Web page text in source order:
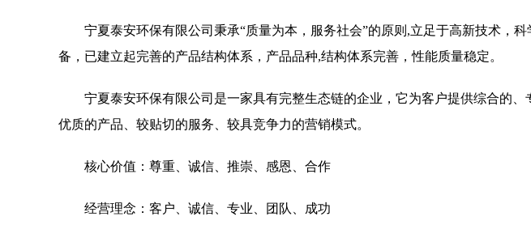
宁夏泰安环保有限公司秉承“质量为本，服务社会”的原则,立足于高新技术，
备，已建立起完善的产品结构体系，产品品种,结构体系完善，性能质量稳定。
宁夏泰安环保有限公司是一家具有完整生态链的企业，它为客户提供综合的
优质的产品、较贴切的服务、较具竞争力的营销模式。
核心价值：尊重、诚信、推崇、感恩、合作
经营理念：客户、诚信、专业、团队、成功